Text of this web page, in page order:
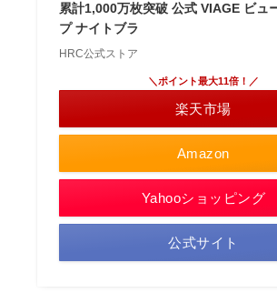
累計1,000万枚突破 公式 VIAGE ビュ
プ ナイトブラ
HRC公式ストア
Amazon
＼ポイント最大11倍！／
楽天市場
Yahooショッピング
公式サイト